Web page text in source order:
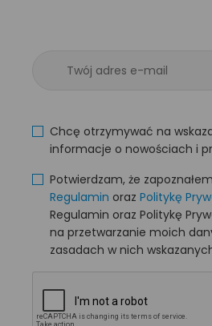
Chcę otrzymywać na
informacje o nowościach i
Potwierdzam, że
Regulamin oraz Politykę
Regulamin oraz Politykę
na przetwarzanie moich
zasadach w nich